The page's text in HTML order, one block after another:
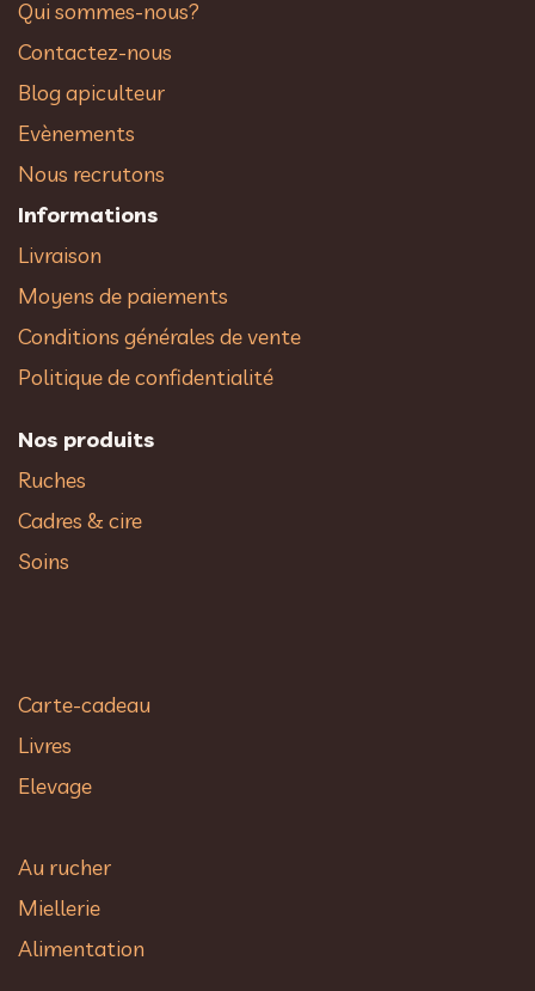
Qui sommes-nous?
Contactez-nous
Blog apiculteur
Evènements
Nous recrutons
Informations
Livraison
Moyens de paiements
Conditions générales de vente
Politique de confidentialité
Nos produits
Ruches
Cadres & cire
Soins
Carte-cadeau
Livres
Elevage
Au rucher​
Miellerie
Alimentation